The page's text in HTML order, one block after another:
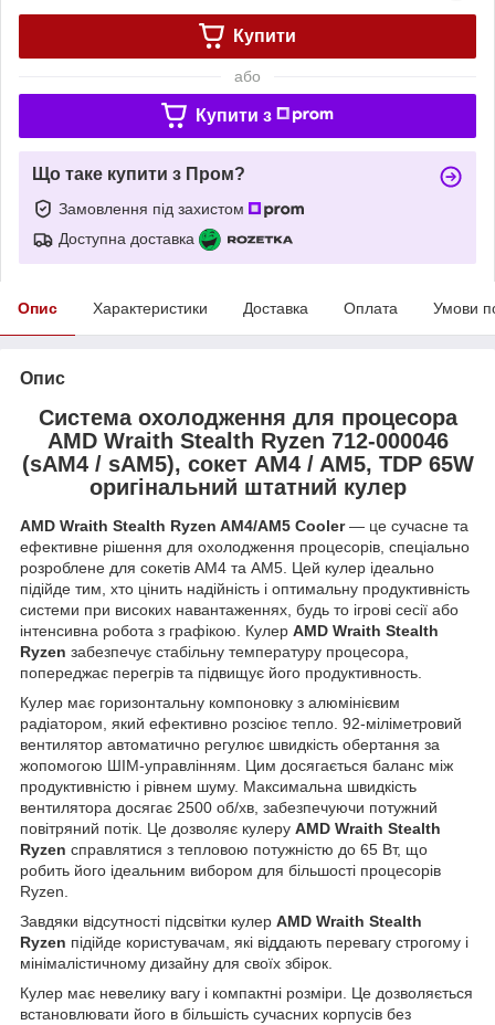
Купити
або
Купити з
Що таке купити з Пром?
Замовлення під захистом
Доступна доставка
Опис Характеристики Доставка Оплата Умови
Опис
Система охолодження для процесора
AMD Wraith Stealth Ryzen 712-000046
(sAM4 / sAM5), сокет AM4 / AM5, TDP 65W
оригінальний штатний кулер
AMD Wraith Stealth Ryzen AM4/AM5 Cooler— це сучасне та
ефективне рішення для охолодження процесорів, спеціально
розроблене для сокетів АМ4 та AM5. Цей кулер ідеально
підійде тим, хто цінить надійність і оптимальну продуктивність
системи при високих навантаженнях, будь то ігрові сесії або
інтенсивна робота з графікою. Кулер AMD Wraith Stealth
Ryzen забезпечує стабільну температуру процесора,
попереджає перегрів та підвищує його продуктивность.
Кулер має горизонтальну компоновку з алюмінієвим
радіатором, який ефективно розсіює тепло. 92-міліметровий
вентилятор автоматично регулює швидкість обертання за
жопомогою ШІМ-управлінням. Цим досягається баланс між
продуктивністю і рівнем шуму. Максимальна швидкість
вентилятора досягає 2500 об/хв, забезпечуючи потужний
повітряний потік. Це дозволяє кулеру AMD Wraith Stealth
Ryzen справлятися з тепловою потужністю до 65 Вт, що
робить його ідеальним вибором для більшості процесорів
Ryzen.
Завдяки відсутності підсвітки кулер AMD Wraith Stealth
Ryzen підійде користувачам, які віддають перевагу строгому і
мінімалістичному дизайну для своїх збірок.
Кулер має невелику вагу і компактні розміри. Це дозволяється
встановлювати його в більшість сучасних корпусів без